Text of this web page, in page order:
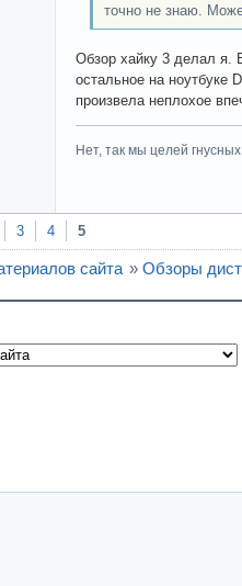
точно не знаю.
Обзор хайку 3 делал я.
остальное на ноутбуке
произвела неплохое
Нет, так мы целей
3 4 5
сайта » Обзоры